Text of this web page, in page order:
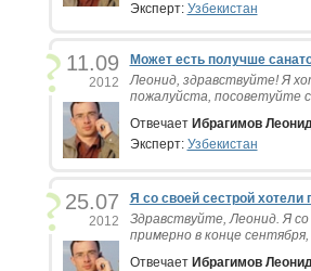
Эксперт: Узбекистан
11.09
2012
Может есть получше
Леонид, здравствуйте! Я
пожалуйста, посоветуйте
Отвечает Ибрагимов
Эксперт: Узбекистан
25.07
2012
Я со своей сестрой хотели
Здравствуйте, Леонид. Я
примерно в конце
Отвечает Ибрагимов